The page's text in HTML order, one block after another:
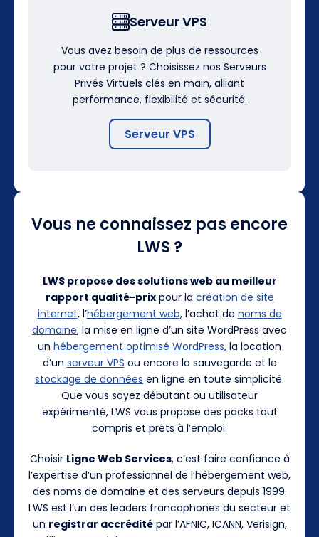
Serveur VPS
Vous avez besoin de plus de ressources
pour votre projet ? Choisissez nos Serveurs
Privés Virtuels clés en main, alliant
performance, flexibilité et sécurité.
Serveur VPS
Vous ne connaissez pas encore
LWS ?
LWS propose des solutions web au meilleur
rapport qualité-prixpour la création de site
internet, l’hébergement web, l’achat de noms de
domaine, la mise en ligne d’un site WordPress avec
un hébergement optimisé WordPress, la location
d’un serveur VPS ou encore la sauvegarde et le
stockage de données en ligne en toute simplicité.
Que vous soyez débutant ou utilisateur
expérimenté, LWS vous propose des packs tout
compris et prêts à l’emploi.
Choisir Ligne Web Services, c’est faire confiance à
l’expertise d’un professionnel de l’hébergement web,
des noms de domaine et des serveurs depuis 1999.
LWS est l’un des leaders francophones du secteur et
un registrar accréditépar l’AFNIC, ICANN, Verisign,